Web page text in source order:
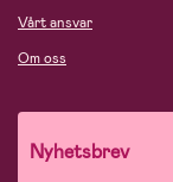
Vårt ansvar
Om oss
Nyhetsbrev